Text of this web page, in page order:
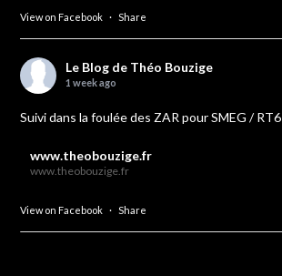
View on Facebook · Share
Le Blog de Théo Bouzige
1 week ago
Suivi dans la foulée des ZAR pour SMEG / RT6
www.theobouzige.fr
www.theobouzige.fr
View on Facebook · Share